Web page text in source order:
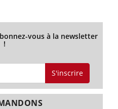
vous à la newsletter
!
S'inscrire